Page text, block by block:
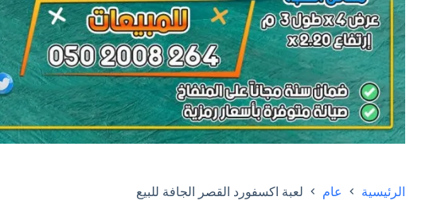
الرئيسية عام لعبة اكسفورد القصر الجافة للبيع